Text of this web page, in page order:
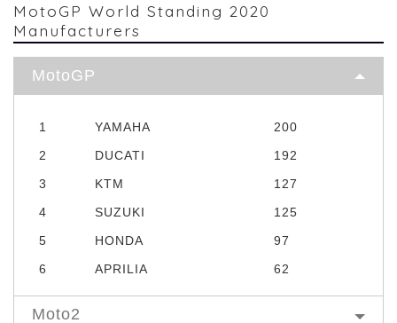
MotoGP World Standing 2020
Manufacturers
MotoGP
1 YAMAHA
200
2
DUCATI
192
3
KTM
127
4
SUZUKI
125
5
HONDA
97
6
APRILIA 62
Moto2